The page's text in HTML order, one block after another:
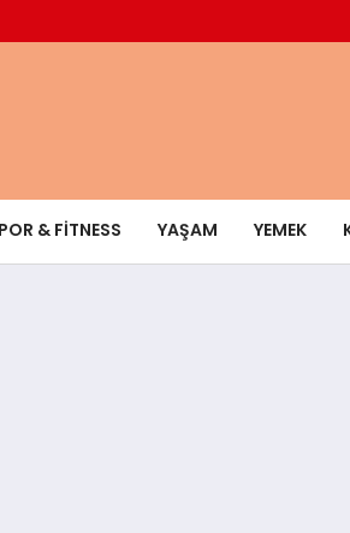
& FITNESS YAŞAM YEMEK